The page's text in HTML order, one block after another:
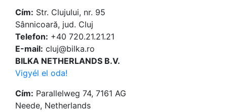
Cím: Str. Clujului, nr. 95
Sânnicoară, jud. Cluj
Telefon: +40 720.21.21.21
Е-mail: cluj@bilka.ro
BILKA NETHERLANDS B.V.
Vigyél el oda!
Cím: Parallelweg 74, 7161 AG
Neede, Netherlands